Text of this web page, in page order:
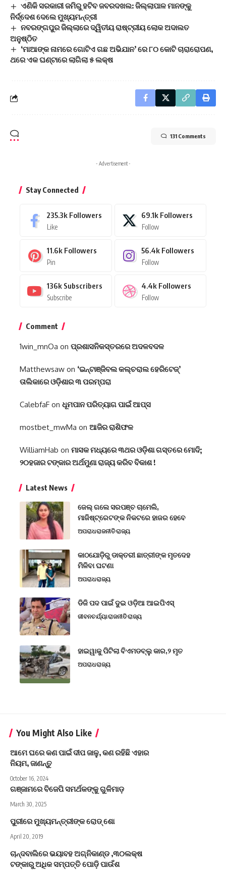
ଏଣିକି ସରକାରୀ ଜମିରୁ ହଟିବ ଜବରଦଖଲ: ଜିଲ୍ଲାପାଳ ମାନଙ୍କୁ
ନିର୍ଦ୍ଦେଶ ଦେଲେ ମୁଖ୍ୟମନ୍ତ୍ରୀ
ନବରଙ୍ଗପୁର ଜିଲ୍ଲାରେ ଦ୍ୱିତୀୟ ରାଷ୍ଟ୍ରୀୟ ଲୋକ ଅଦାଲତ
ଅନୁଷ୍ଠିତ
‘ମାଆଙ୍କ ନାମରେ ଗୋଟିଏ ଗଛ ଅଭିଯାନ’ ରେ ୮୦ କୋଟି ଚାରାରୋପଣ,
ଥରେ ଏକ ଘଣ୍ଟାରେ ଲାଗିଲା ୫ ଲକ୍ଷ
131 Comments
- Advertisement -
Stay Connected
235.3k Followers
Like
69.1k Followers
Follow
11.6k Followers
Pin
56.4k Followers
Follow
136k Subscribers
Subscribe
4.4k Followers
Follow
Comment
1win_mnOa on ପ୍ରଶାସନିକସ୍ତରରେ ଅଦଳବଦଳ
Matthewsaw on ‘ଇନ୍‌ଟାଞ୍ଜିବଲ କଲ୍‌ଚରାଲ ହେରିଟେଜ୍‌’
ତାଲିକାରେ ଓଡ଼ିଶାର ୩ ପରମ୍ପରା
CalebfaF on ଧୂମପାନ ପରିତ୍ୟାଗ ପାଇଁ ଆପ୍‌ସ
mostbet_mwMa on ଆଜିର ରାଶିଫଳ
WilliamHab on ମାସକ ମଧ୍ୟରେ ୩ଥର ଓଡ଼ିଶା ଗସ୍ତରେ ମୋଦି;
୨୦ହଜାର ଟଙ୍କାର ଅର୍ଥମୁଣା ରାଜ୍ୟ କରିବ ବିକାଶ !
Latest News
ଜେଲ୍ ଗଲେ ସରପଞ୍ଚ ଚାମେଲି,
ମାଜିଷ୍ଟ୍ରେଟଙ୍କ ନିକଟରେ ହାଜର ହେବେ
ଅପରାଧରାଜନୀତିରାଜ୍ୟ
କାଠଯୋଡ଼ିରୁ ଡାକ୍ତରୀ ଛାତ୍ରୀଙ୍କ ମୃତଦେହ
ମିଳିବା ଘଟଣା
ଅପରାଧରାଜ୍ୟ
ଡିଜି ପଦ ପାଇଁ ଦୁଇ ଓଡ଼ିଆ ଆଇପିଏସ୍
ଜୀବନଚର୍ଯ୍ୟାରାଜନୀତିରାଜ୍ୟ
ହାଇୱାକୁ ପିଟିଲା ବିଏମଡବ୍ଲୁ କାର,୨ ମୃତ
ଅପରାଧରାଜ୍ୟ
You Might Also Like
ଆମେ ଘରେ କଣ ପାଇଁ ଦୀପ ଜାଳୁ, କଣ ରହିଛି ଏହାର
ନିୟମ, ଜାଣନ୍ତୁ
October 16, 2024
ଗଞ୍ଜାମରେ ବିଜେପି ସମର୍ଥକଙ୍କୁ ଗୁଳିମାଡ଼
March 30, 2025
ପୁରୀରେ ମୁଖ୍ୟମନ୍ତ୍ରୀଙ୍କ ରୋଡ୍‌ ଶୋ
April 20, 2019
ଚାନ୍ଦବାଲିରେ ଭୟାବହ ଅଗ୍ନିକାଣ୍ଡ ,୩୦ଲକ୍ଷ
ଟଙ୍କାରୁ ଅଧିକ ସମ୍ପତ୍ତି ପୋଡ଼ି ପାଉଁଶ